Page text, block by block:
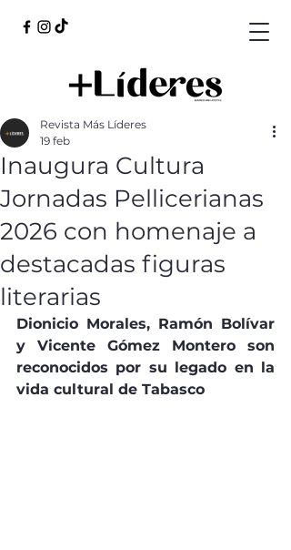
Inaugura Cultura
Jornadas Pellicerianas
2026 con homenaje a
destacadas figuras
literarias
Revista Más Líderes
19 feb
Dionicio Morales, Ramón Bolívar
y Vicente Gómez Montero son
reconocidos por su legado en la
vida cultural de Tabasco